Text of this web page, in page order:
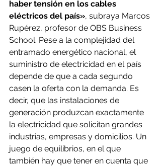
haber tensión en los cables
eléctricos del país», subraya Marcos
Rupérez, profesor de OBS Business
School. Pese a la complejidad del
entramado energético nacional, el
suministro de electricidad en el país
depende de que a cada segundo
casen la oferta con la demanda. Es
decir, que las instalaciones de
generación produzcan exactamente
la electricidad que solicitan grandes
industrias, empresas y domicilios. Un
juego de equilibrios, en el que
también hay que tener en cuenta que